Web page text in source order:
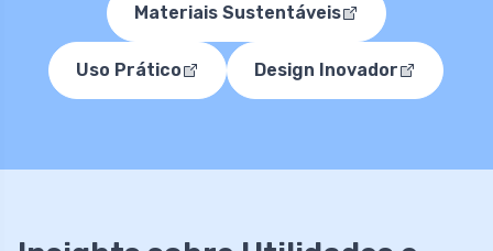
Materiais Sustentáveis
Uso Prático Design Inovador